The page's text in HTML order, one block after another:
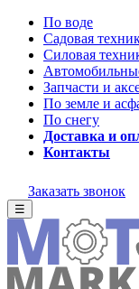
По воде
Садовая
Силовая
Запчасти и
По земле и
По снегу
Доставка и
Контакты
Заказать звонок
☰